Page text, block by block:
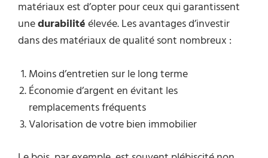
matériaux est d’opter pour ceux qui garantissent
unedurabilitéélevée. Les avantages d’investir
dans des matériaux de qualité sont nombreux :
Moins d’entretien sur le long terme
Économie d’argent en évitant les
remplacements fréquents
Valorisation de votre bien immobilier